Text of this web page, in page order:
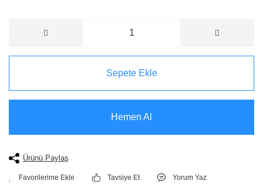
Sepete Ekle
Hemen Al
Ürünü Paylaş
Tavsiye Et Yorum Yaz